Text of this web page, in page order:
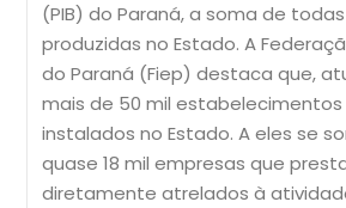
(PIB) do Paraná, a soma de
produzidas no Estado. A
do Paraná (Fiep) destaca que,
mais de 50 mil estabelecimentos
instalados no Estado. A eles se
quase 18 mil empresas que
diretamente atrelados à